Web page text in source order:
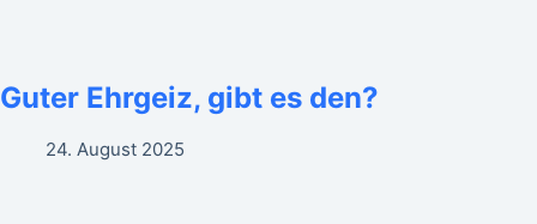
Guter Ehrgeiz, gibt es den?
24. August 2025